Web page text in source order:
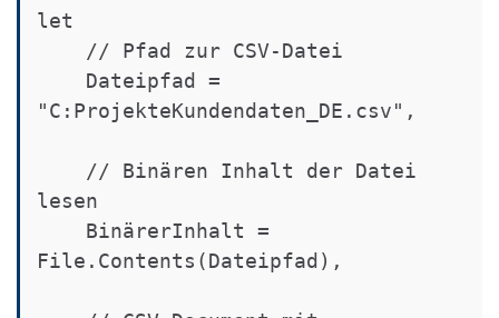
let
"C:ProjekteKundendaten_DE.csv",
lesen
File.Contents(Dateipfad),